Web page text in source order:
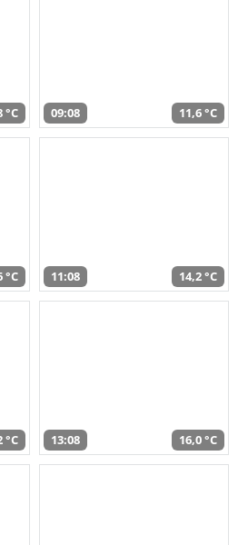
°C 09:08 11,6 °C
°C 11:08 14,2 °C
°C 13:08 16,0 °C